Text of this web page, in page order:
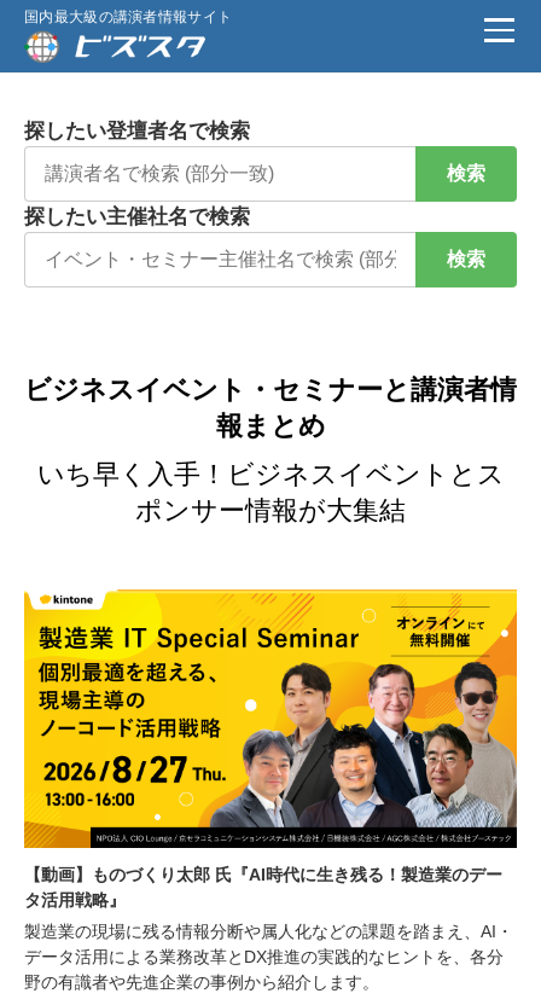
国内最大級の講演者情報サイト
探したい登壇者名で検索
検索
探したい主催社名で検索
検索
ビジネスイベント・セミナーと講演者情
報まとめ
いち早く入手！ビジネスイベントとス
ポンサー情報が大集結
【動画】ものづくり太郎 氏『AI時代に生き残る！製造業のデー
タ活用戦略』
製造業の現場に残る情報分断や属人化などの課題を踏まえ、AI・
データ活用による業務改革とDX推進の実践的なヒントを、各分
野の有識者や先進企業の事例から紹介します。